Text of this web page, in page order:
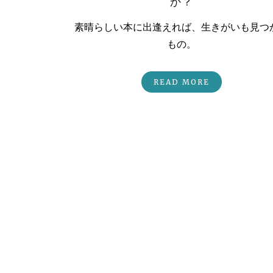
素晴らしい本に出逢えれば、生きがいも見つ
もの。
READ MORE